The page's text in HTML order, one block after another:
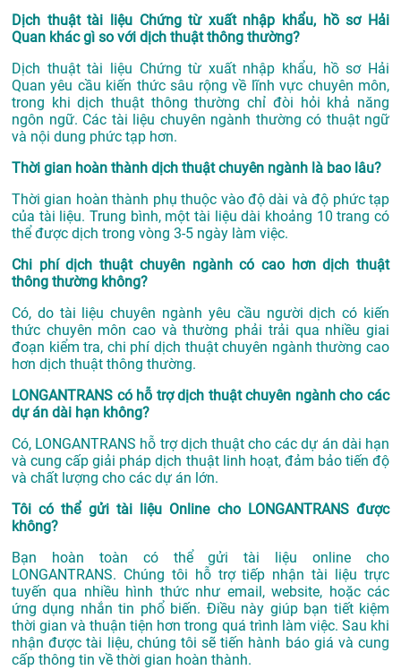
Dịch thuật tài liệu Chứng từ xuất nhập khẩu, hồ sơ Hải
Quan khác gì so với dịch thuật thông thường?
Dịch thuật tài liệu Chứng từ xuất nhập khẩu, hồ sơ Hải
Quan yêu cầu kiến thức sâu rộng về lĩnh vực chuyên môn,
trong khi dịch thuật thông thường chỉ đòi hỏi khả năng
ngôn ngữ. Các tài liệu chuyên ngành thường có thuật ngữ
và nội dung phức tạp hơn.
Thời gian hoàn thành dịch thuật chuyên ngành là bao lâu?
Thời gian hoàn thành phụ thuộc vào độ dài và độ phức tạp
của tài liệu. Trung bình, một tài liệu dài khoảng 10 trang có
thể được dịch trong vòng 3-5 ngày làm việc.
Chi phí dịch thuật chuyên ngành có cao hơn dịch thuật
thông thường không?
Có, do tài liệu chuyên ngành yêu cầu người dịch có kiến
thức chuyên môn cao và thường phải trải qua nhiều giai
đoạn kiểm tra, chi phí dịch thuật chuyên ngành thường cao
hơn dịch thuật thông thường.
LONGANTRANS có hỗ trợ dịch thuật chuyên ngành cho các
dự án dài hạn không?
Có, LONGANTRANS hỗ trợ dịch thuật cho các dự án dài hạn
và cung cấp giải pháp dịch thuật linh hoạt, đảm bảo tiến độ
và chất lượng cho các dự án lớn.
Tôi có thể gửi tài liệu Online cho LONGANTRANS được
không?
Bạn hoàn toàn có thể gửi tài liệu online cho
LONGANTRANS. Chúng tôi hỗ trợ tiếp nhận tài liệu trực
tuyến qua nhiều hình thức như email, website, hoặc các
ứng dụng nhắn tin phổ biến. Điều này giúp bạn tiết kiệm
thời gian và thuận tiện hơn trong quá trình làm việc. Sau khi
nhận được tài liệu, chúng tôi sẽ tiến hành báo giá và cung
cấp thông tin về thời gian hoàn thành.